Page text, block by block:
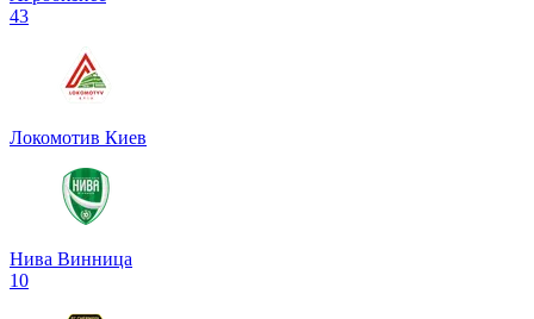
43
Локомотив Киев
Нива Винница
10